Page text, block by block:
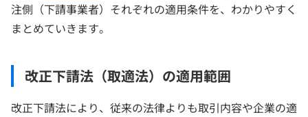
注側（下請事業者）それぞれの適用条件を、わかりやすく
まとめていきます。
改正下請法（取適法）の適用範囲
改正下請法により、従来の法律よりも取引内容や企業の適